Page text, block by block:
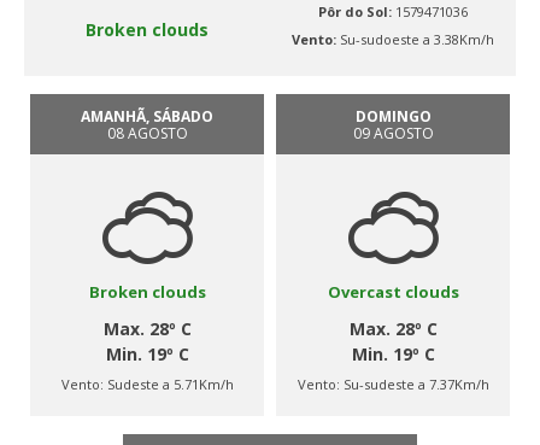
Broken clouds
Pôr do Sol: 1579471036
Vento: Su-sudoeste a 3.38Km/h
AMANHÃ, SÁBADO
08 AGOSTO
Broken clouds
Max. 28º C
Min. 19º C
Vento: Sudeste a 5.71Km/h
DOMINGO
09 AGOSTO
Overcast clouds
Max. 28º C
Min. 19º C
Vento: Su-sudeste a 7.37Km/h